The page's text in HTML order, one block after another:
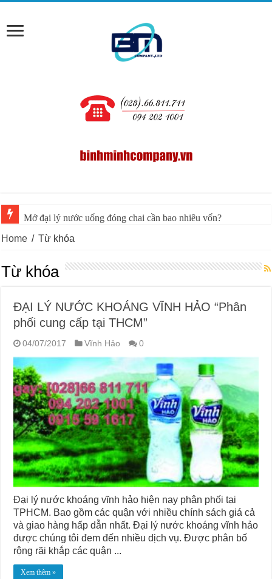
Mở đại lý nước uống đóng chai cần bao nhiêu vốn?
Home / Từ khóa
Từ khóa
ĐẠI LÝ NƯỚC KHOÁNG VĨNH HẢO “Phân
phối cung cấp tại THCM”
04/07/2017 Vĩnh Hảo 0
Đại lý nước khoáng vĩnh hảo hiện nay phân phối tại
TPHCM. Bao gồm các quận với nhiều chính sách giá cả
và giao hàng hấp dẫn nhất. Đại lý nước khoáng vĩnh hảo
được chúng tôi đem đến nhiều dịch vụ. Được phân bố
rộng rãi khắp các quận ...
Xem thêm »